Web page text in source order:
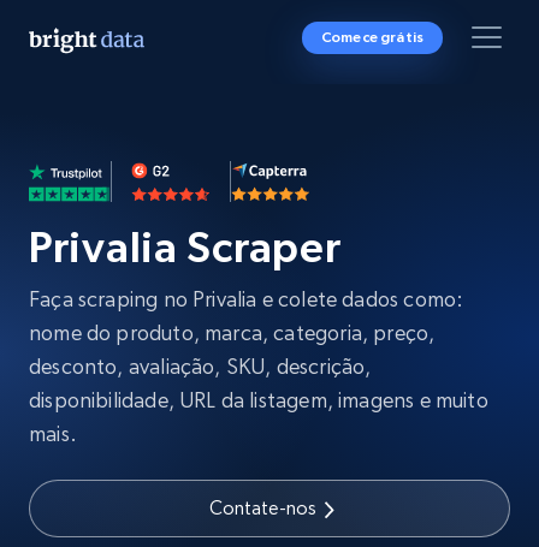
Comece grátis
Privalia Scraper
Faça scraping no Privalia e colete dados como:
nome do produto, marca, categoria, preço,
desconto, avaliação, SKU, descrição,
disponibilidade, URL da listagem, imagens e muito
mais.
Contate-nos